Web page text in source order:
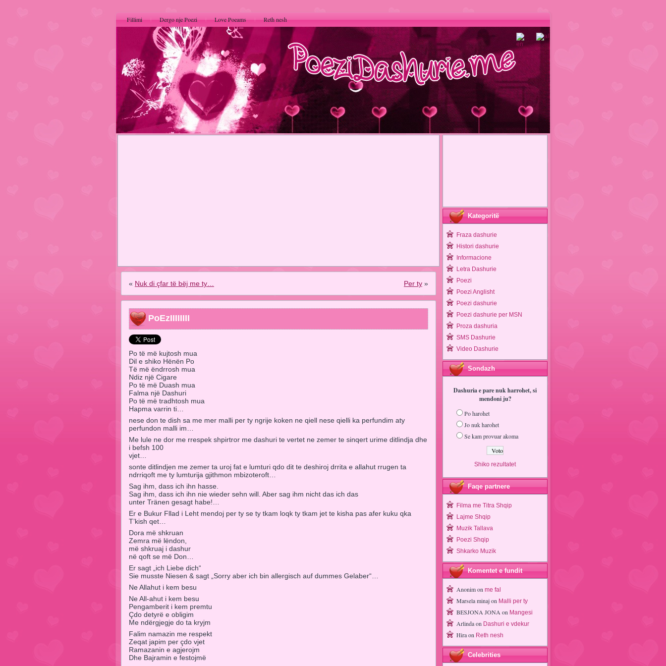
Fillimi Dergo nje Poezi Love Poeams Reth nesh
« Nuk di çfar të bëj me ty… Per ty »
PoEzIIIIIIII
Po të më kujtosh mua
Dil e shiko Hënën Po
Të më ëndrrosh mua
Ndiz një Cigare
Po të më Duash mua
Falma një Dashuri
Po të më tradhtosh mua
Hapma varrin ti…
nese don te dish sa me mer malli per ty ngrije koken ne qiell nese qielli ka perfundim aty
perfundon malli im…
Me lule ne dor me rrespek shpirtror me dashuri te vertet ne zemer te sinqert urime ditlindja dhe
i befsh 100
vjet…
sonte ditlindjen me zemer ta uroj fat e lumturi qdo dit te deshiroj drrita e allahut rrugen ta
ndrriqoft me ty lumturija gjithmon mbizoteroft…
Sag ihm, dass ich ihn hasse.
Sag ihm, dass ich ihn nie wieder sehn will. Aber sag ihm nicht das ich das
unter Tränen gesagt habe!…
Er e Bukur Fllad i Leht mendoj per ty se ty tkam loqk ty tkam jet te kisha pas afer kuku qka
T’kish qet…
Dora më shkruan
Zemra më lëndon,
më shkruaj i dashur
në qoft se më Don…
Er sagt „ich Liebe dich“
Sie musste Niesen & sagt „Sorry aber ich bin allergisch auf dummes Gelaber“…
Ne Allahut i kem besu
Ne All-ahut i kem besu
Pengamberit i kem premtu
Çdo detyrë e obligim
Me ndërgjegje do ta kryjm
Falim namazin me respekt
Zeqat japim per çdo vjet
Ramazanin e agjerojm
Dhe Bajramin e festojmë
Kategoritë
Fraza dashurie
Histori dashurie
Informacione
Letra Dashurie
Poezi
Poezi Anglisht
Poezi dashurie
Poezi dashurie per MSN
Proza dashuria
SMS Dashurie
Video Dashurie
Sondazh
Dashuria e pare nuk harrohet, si
mendoni ju?
Po harohet
Jo nuk harohet
Se kam provuar akoma
Shiko rezultatet
Faqe partnere
Filma me Titra Shqip
Lajme Shqip
Muzik Tallava
Poezi Shqip
Shkarko Muzik
Komentet e fundit
Anonimon me fal
Marsela minajon Malli per ty
BESJONA JONA on Mangesi
Arlindaon Dashuri e vdekur
Hiraon Reth nesh
Celebrities